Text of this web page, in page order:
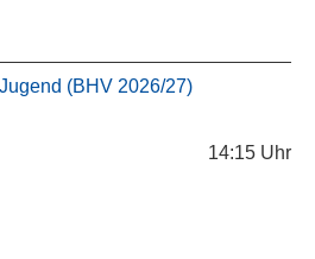
(BHV 2026/27)
14:15 Uhr